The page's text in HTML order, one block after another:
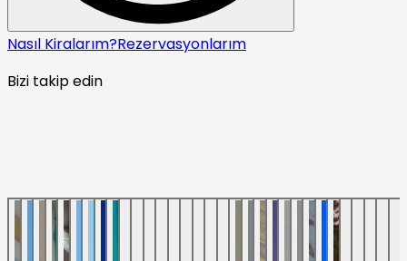
Nasıl Kiralarım?Rezervasyonlarım
Bizi takip edin